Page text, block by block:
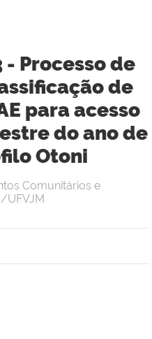
Processo de
de
para acesso
do ano de
Otoni
Comunitários e
UFVJM